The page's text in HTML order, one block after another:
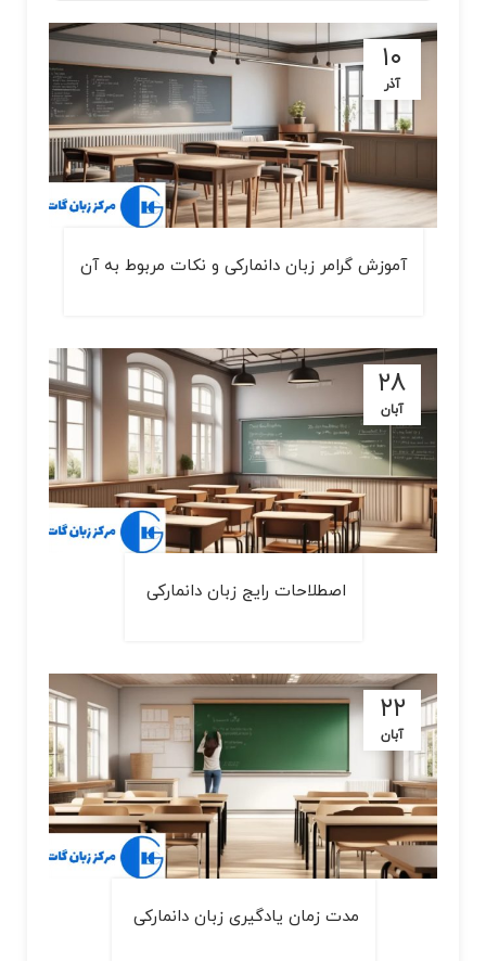
۱۰
آذر
آموزش گرامر زبان دانمارکی و نکات مربوط به آن
۲۸
آبان
اصطلاحات رایج زبان دانمارکی
۲۲
آبان
مدت زمان یادگیری زبان دانمارکی